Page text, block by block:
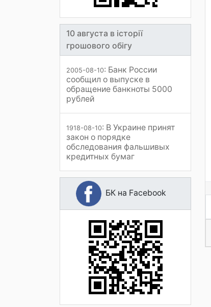
10 августа в історії
грошового обігу
2005-08-10: Банк России
сообщил о выпуске в
обращение банкноты 5000
рублей
1918-08-10: В Украине принят
закон о порядке
обследования фальшивых
кредитных бумаг
БК на Facebook